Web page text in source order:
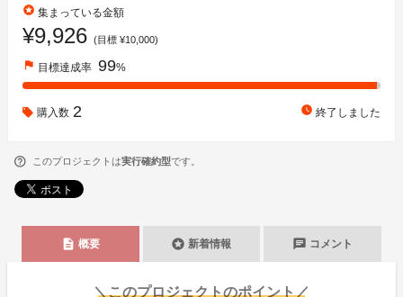
stars 集まっている金額
¥9,926 (目標 ¥10,000)
flag 目標達成率 99%
購入数 2 watch_later 終了しました
このプロジェクトは実行確約型です。
description 概要 stars 新着情報 chat コメント
＼このプロジェクトのポイント／